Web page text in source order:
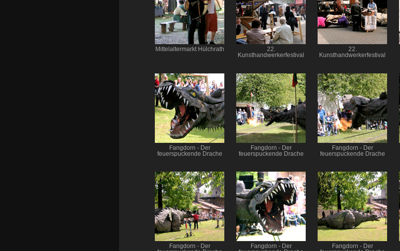
Mittelaltermarkt Hülchrath
22.
Kunsthandwerkerfestival
22.
Kunsthandwerkerfestival
Fangdorn - Der
feuerspuckende Drache
Fangdorn - Der
feuerspuckende Drache
Fangdorn - Der
feuerspuckende Drache
Fangdorn - Der
Fangdorn - Der
Fangdorn - Der